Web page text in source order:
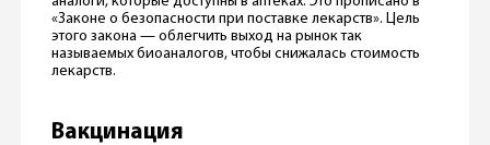
«Законе о безопасности при поставке лекарств». Цель
этого закона — облегчить выход на рынок так
называемых биоаналогов, чтобы снижалась стоимость
лекарств.
Вакцинация